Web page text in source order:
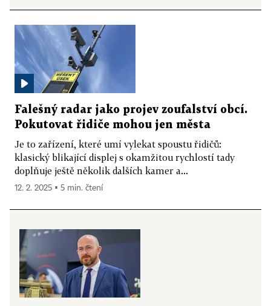
Falešný radar jako projev zoufalství obcí.
Pokutovat řidiče mohou jen města
Je to zařízení, které umí vylekat spoustu řidičů:
klasický blikající displej s okamžitou rychlostí tady
doplňuje ještě několik dalších kamer a...
12. 2. 2025 ▪ 5 min. čtení